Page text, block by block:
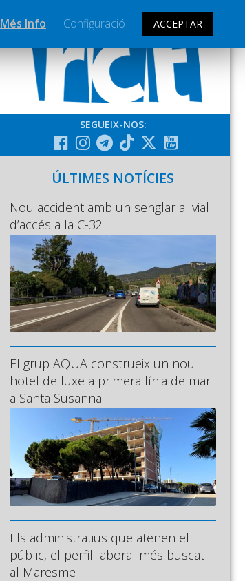
SEGUEIX-NOS:
ÚLTIMES NOTÍCIES
Nou accident amb un senglar al vial
d’accés a la C-32
El grup AQUA construeix un nou
hotel de luxe a primera línia de mar
a Santa Susanna
Els administratius que atenen el
públic, el perfil laboral més buscat
al Maresme
Més Info Configuració ACCEPTAR